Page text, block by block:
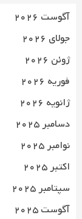
آگوست 2026
جولای 2026
ژوئن 2026
فوریه 2026
ژانویه 2026
دسامبر 2025
نوامبر 2025
اکتبر 2025
سپتامبر 2025
آگوست 2025